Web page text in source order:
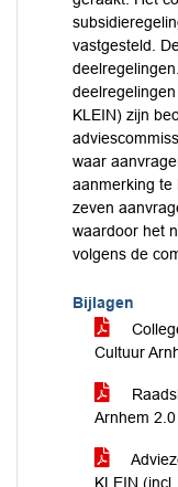
vastgesteld.
KLEIN) zijn
waar
aanmerking te
zeven
waardoor het
volgens de
Bijlagen
Cultuur
Arnhem 2.0
KLEIN